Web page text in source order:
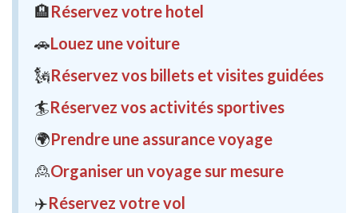
🏨Réservez votre hotel
🚗Louez une voiture
🗽Réservez vos billets et visites guidées
🏄Réservez vos activités sportives
🌍Prendre une assurance voyage
🙎Organiser un voyage sur mesure
✈️Réservez votre vol